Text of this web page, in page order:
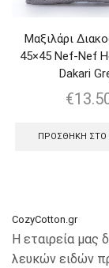
Μαξιλάρι
45×45 Nef-Nef
Dakari
€
ΠΡΟΣΘΉΚΗ ΣΤΟ
CozyCotton.gr
Η εταιρεία μας
λευκών ειδών